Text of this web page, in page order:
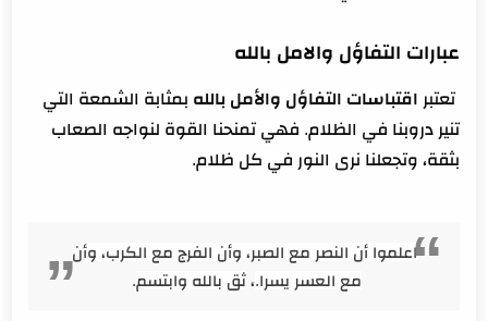
عبارات التفاؤل والامل بالله
تعتبر اقتباسات التفاؤل والأمل بالله بمثابة الشمعة التي
تنير دروبنا في الظلام. فهي تمنحنا القوة لنواجه الصعاب
بثقة، وتجعلنا نرى النور في كل ظلام.
اعلموا أن النصر مع الصبر، وأن الفرج مع الكرب، وأن
مع العسر يسرا.،ثق بالله وابتسم.